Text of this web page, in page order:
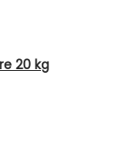
20 kg